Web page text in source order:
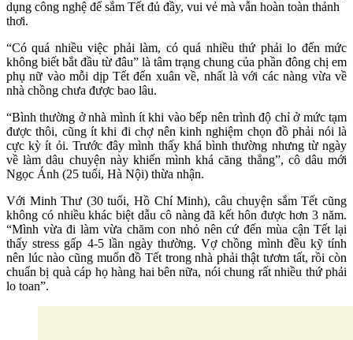
dụng công nghệ để sắm Tết đủ đầy, vui vẻ mà vẫn hoàn toàn thảnh
thơi.
“Có quá nhiều việc phải làm, có quá nhiều thứ phải lo đến mức
không biết bắt đầu từ đâu” là tâm trạng chung của phần đông chị em
phụ nữ vào mỗi dịp Tết đến xuân về, nhất là với các nàng vừa về
nhà chồng chưa được bao lâu.
“Bình thường ở nhà mình ít khi vào bếp nên trình độ chỉ ở mức tạm
được thôi, cũng ít khi đi chợ nên kinh nghiệm chọn đồ phải nói là
cực kỳ ít ỏi. Trước đây mình thấy khá bình thường nhưng từ ngày
về làm dâu chuyện này khiến mình khá căng thẳng”, cô dâu mới
Ngọc Ánh (25 tuổi, Hà Nội) thừa nhận.
Với Minh Thư (30 tuổi, Hồ Chí Minh), câu chuyện sắm Tết cũng
không có nhiều khác biệt dẫu cô nàng đã kết hôn được hơn 3 năm.
“Mình vừa đi làm vừa chăm con nhỏ nên cứ đến mùa cận Tết lại
thấy stress gấp 4-5 lần ngày thường. Vợ chồng mình đều kỹ tính
nên lúc nào cũng muốn đồ Tết trong nhà phải thật tươm tất, rồi còn
chuẩn bị quà cáp họ hàng hai bên nữa, nói chung rất nhiều thứ phải
lo toan”.